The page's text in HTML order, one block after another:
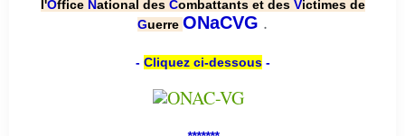
l'Office National des Combattants et des Victimes de
Guerre ONaCVG .
- Cliquez ci-dessous-